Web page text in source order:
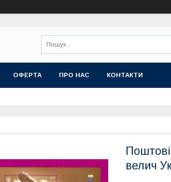
ОФЕРТА ПРО НАС КОНТАКТИ
велич